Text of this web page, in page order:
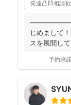
発達凸凹相談
―――――――
じめまして
スを展開し
予約承